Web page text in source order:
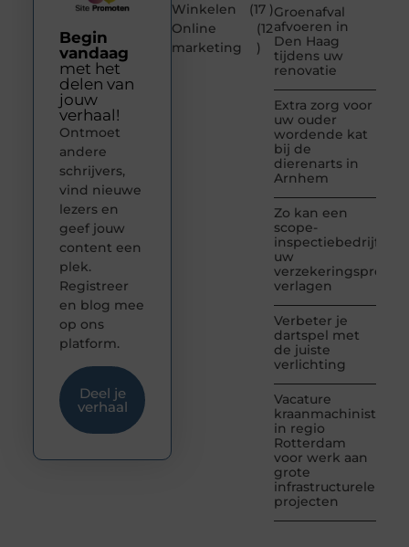
Winkelen
(17 )
Online
marketing
(12
)
Groenafval
afvoeren in
Den Haag
tijdens uw
renovatie
Extra zorg voor
uw ouder
wordende kat
bij de
dierenarts in
Arnhem
Zo kan een
scope-
inspectiebedrijf
uw
verzekeringspremie
verlagen
Verbeter je
dartspel met
de juiste
verlichting
Vacature
kraanmachinist
in regio
Rotterdam
voor werk aan
grote
infrastructurele
projecten
Begin
vandaag
met het
delen van
jouw
verhaal!
Ontmoet
andere
schrijvers,
vind nieuwe
lezers en
geef jouw
content een
plek.
Registreer
en blog mee
op ons
platform.
Deel je
verhaal